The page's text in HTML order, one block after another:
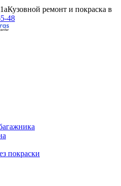
Кузовной ремонт и покраска в
48
покраски